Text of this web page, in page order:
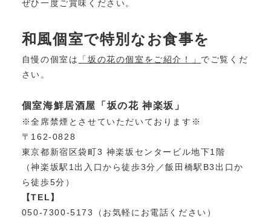
ぜひ一度ご賞味ください。
和風個室で特別なお食事を
自慢の個室は 「坂の花の個室をご紹介！」 でご覧くだ
さい。
個室海鮮居酒屋「坂の花 神楽坂」
※全席禁煙とさせていただいております※
〒162-0828
東京都新宿区袋町3 神楽坂センタービル地下1階
（神楽坂駅1出入口から徒歩3分／飯田橋駅B3出口か
ら徒歩5分）
【TEL】
050-7300-5173（お気軽にお電話ください）